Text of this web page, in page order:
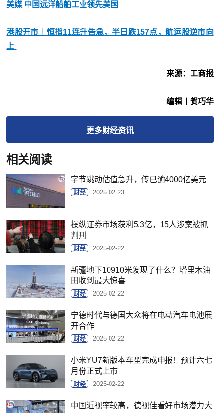
美媒 中国远洋船舶工业领先美国
港股开市｜恒指11连升告急，半日跌157点，航运股逆市向
上
来源：工商报
编辑︱贺巧华
更多财经资讯
相关阅读
字节跳动估值急升，传已逾4000亿美元
财经 2025-02-23
操纵证券市场获利5.3亿，15人涉案被抓
判刑
财经 2025-02-22
新疆地下10910米发现了什么？塔里木油
田收到最大惊喜
财经 2025-02-22
宁德时代与德国大众将在电动汽车电池展
开合作
财经 2025-02-22
小米YU7新版本车型完成申报！预计六七
月份正式上市
财经 2025-02-22
中国近视率较高，德视佳看好市场潜力大